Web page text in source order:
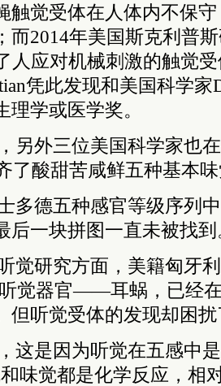
触觉受体在人体内不保
而2014年美国斯克利普
人应对机械刺激的触觉
凭此发现和美国科学
理学或医学奖。
另外三位美国科学家也
了酸甜苦咸鲜五种基本
多德五种感官等级序列
后一块拼图一直未被找到
觉研究方面，美籍匈牙
听觉器官——耳蜗，已经
但听觉受体的发现却困
这是因为听觉在五感中
味觉都是化学反应，相